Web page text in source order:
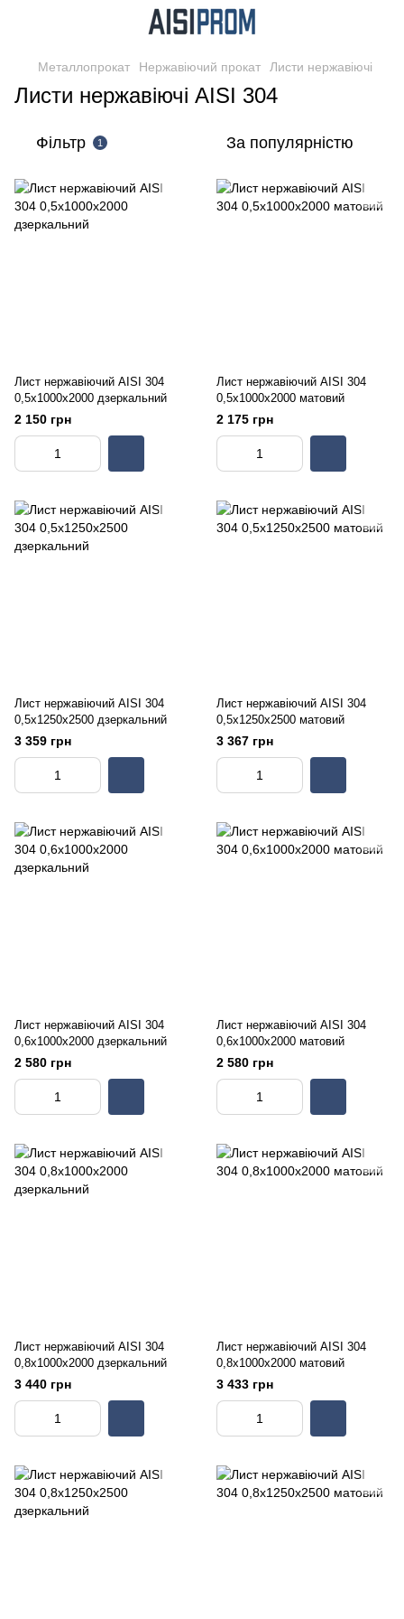
Металлопрокат Нержавіючий прокат Листи нержавіючі
Листи нержавіючі AISI 304
Фільтр 1 За популярністю
Лист нержавіючий AISI 304
0,5х1000х2000 дзеркальний
2 150 грн
Лист нержавіючий AISI 304
0,5х1000х2000 матовий
2 175 грн
Лист нержавіючий AISI 304
0,5х1250х2500 дзеркальний
3 359 грн
Лист нержавіючий AISI 304
0,5х1250х2500 матовий
3 367 грн
Лист нержавіючий AISI 304
0,6х1000х2000 дзеркальний
2 580 грн
Лист нержавіючий AISI 304
0,6х1000х2000 матовий
2 580 грн
Лист нержавіючий AISI 304
0,8х1000х2000 дзеркальний
3 440 грн
Лист нержавіючий AISI 304
0,8х1000х2000 матовий
3 433 грн